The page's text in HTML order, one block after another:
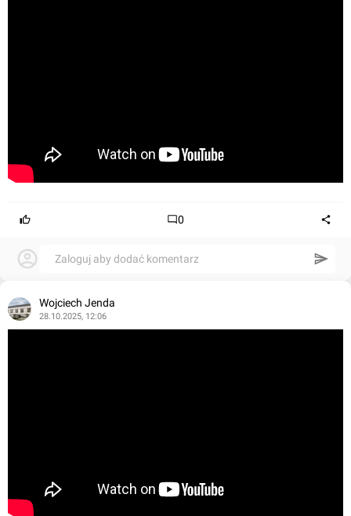
0
Zaloguj aby dodać komentarz
Wojciech Jenda
28.10.2025, 12:06